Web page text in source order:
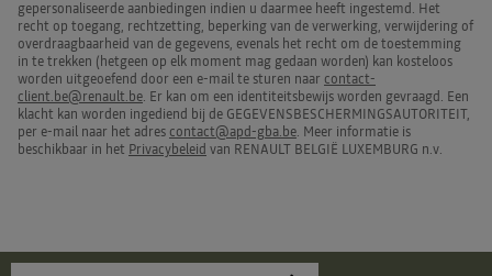
gepersonaliseerde aanbiedingen indien u daarmee heeft ingestemd. Het
recht op toegang, rechtzetting, beperking van de verwerking, verwijdering of
overdraagbaarheid van de gegevens, evenals het recht om de toestemming
in te trekken (hetgeen op elk moment mag gedaan worden) kan kosteloos
worden uitgeoefend door een e-mail te sturen naar contact-
client.be@renault.be. Er kan om een identiteitsbewijs worden gevraagd. Een
klacht kan worden ingediend bij de GEGEVENSBESCHERMINGSAUTORITEIT,
per e-mail naar het adres contact@apd-gba.be. Meer informatie is
beschikbaar in het Privacybeleid van RENAULT BELGIË LUXEMBURG n.v.